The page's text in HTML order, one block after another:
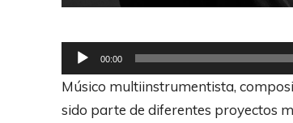
e
00:00
Músico multiinstrumentista,
sido parte de diferentes proyectos